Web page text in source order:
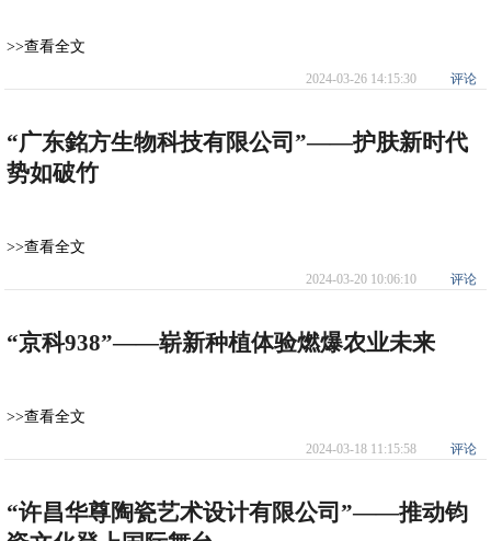
>>查看全文
2024-03-26 14:15:30 评论
“广东銘方生物科技有限公司”——护肤新时代
势如破竹
>>查看全文
2024-03-20 10:06:10 评论
“京科938”——崭新种植体验燃爆农业未来
>>查看全文
2024-03-18 11:15:58 评论
“许昌华尊陶瓷艺术设计有限公司”——推动钧